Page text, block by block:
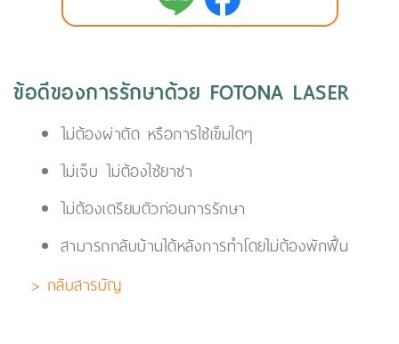
ข้อดีของการรักษาด้วย FOTONA LASER
ไม่ต้องผ่าตัด หรือการใช้เข็มใดๆ
ไม่เจ็บ ไม่ต้องใช้ยาชา
ไม่ต้องเตรียมตัวก่อนการรักษา
สามารถกลับบ้านได้หลังการทำโดยไม่ต้องพักฟื้น
> กลับสารบัญ